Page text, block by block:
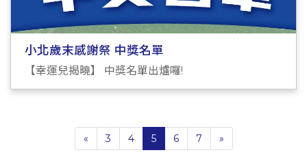
小北歲末感謝祭 中獎名單
【幸運兒揭曉】 中獎名單出爐囉!
« 3 4 5 6 7 »